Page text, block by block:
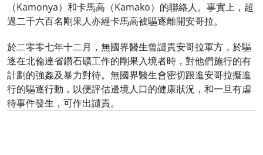
（Kamonya）和卡馬高（Kamako）的聯絡人。事實上，超
過二千六百名剛果人亦經卡馬高被驅逐離開安哥拉。
於二零零七年十二月，無國界醫生曾譴責安哥拉軍方，於驅
逐在北倫達省鑽石礦工作的剛果入境者時，對他們施行的有
計劃的強姦及暴力對待。無國界醫生會密切跟進安哥拉擬進
行的驅逐行動，以便評估邊境人口的健康狀況，和一旦有虐
待事件發生，可作出譴責。